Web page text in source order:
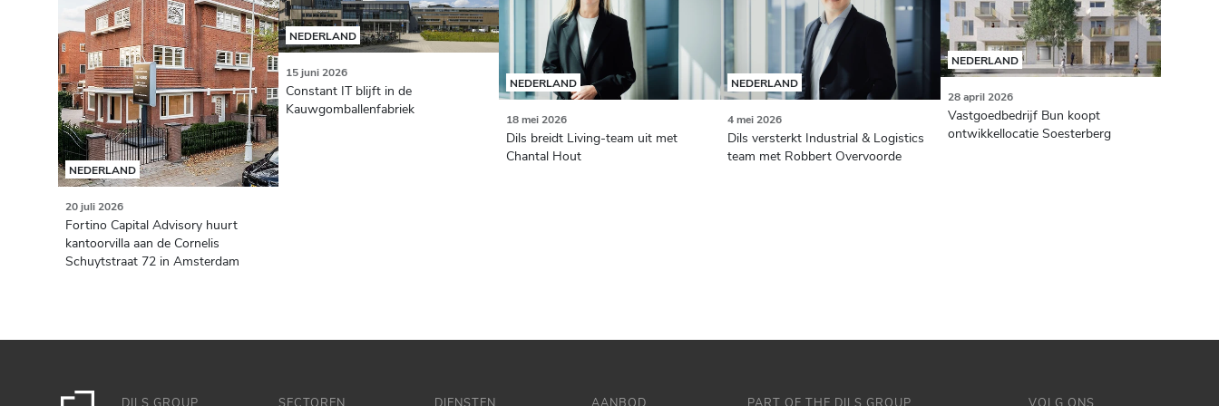
NEDERLAND
20 juli 2026
Fortino Capital Advisory huurt
kantoorvilla aan de Cornelis
Schuytstraat 72 in Amsterdam
NEDERLAND
15 juni 2026
Constant IT blijft in de
Kauwgomballenfabriek
NEDERLAND
18 mei 2026
Dils breidt Living-team uit met
Chantal Hout
NEDERLAND
4 mei 2026
Dils versterkt Industrial & Logistics
team met Robbert Overvoorde
NEDERLAND
28 april 2026
Vastgoedbedrijf Bun koopt
ontwikkellocatie Soesterberg
DILS GROUP SECTOREN DIENSTEN AANBOD PART OF THE DILS GROUP VOLG ONS